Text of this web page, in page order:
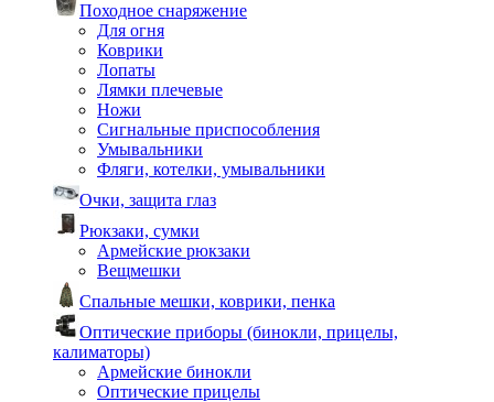
Походное снаряжение
Для огня
Коврики
Лопаты
Лямки плечевые
Ножи
Сигнальные приспособления
Умывальники
Фляги, котелки, умывальники
Очки, защита глаз
Рюкзаки, сумки
Армейские рюкзаки
Вещмешки
Спальные мешки, коврики, пенка
Оптические приборы (бинокли, прицелы,
калиматоры)
Армейские бинокли
Оптические прицелы